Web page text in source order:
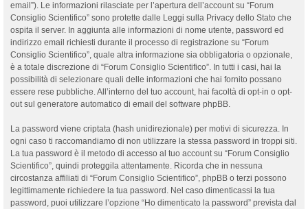
email”). Le informazioni rilasciate per l’apertura dell’account su “Forum
Consiglio Scientifico” sono protette dalle Leggi sulla Privacy dello Stato che
ospita il server. In aggiunta alle informazioni di nome utente, password ed
indirizzo email richiesti durante il processo di registrazione su “Forum
Consiglio Scientifico”, quale altra informazione sia obbligatoria o opzionale,
è a totale discrezione di “Forum Consiglio Scientifico”. In tutti i casi, hai la
possibilità di selezionare quali delle informazioni che hai fornito possano
essere rese pubbliche. All’interno del tuo account, hai facoltà di opt-in o opt-
out sul generatore automatico di email del software phpBB.
La password viene criptata (hash unidirezionale) per motivi di sicurezza. In
ogni caso ti raccomandiamo di non utilizzare la stessa password in troppi siti.
La tua password è il metodo di accesso al tuo account su “Forum Consiglio
Scientifico”, quindi proteggila attentamente. Ricorda che in nessuna
circostanza affiliati di “Forum Consiglio Scientifico”, phpBB o terzi possono
legittimamente richiedere la tua password. Nel caso dimenticassi la tua
password, puoi utilizzare l’opzione “Ho dimenticato la password” prevista dal